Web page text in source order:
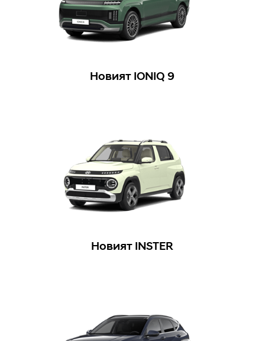
Новият IONIQ 9
Новият INSTER